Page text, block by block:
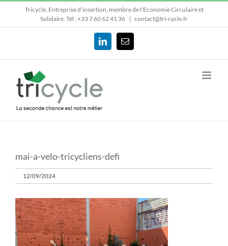
contenu
Tricycle, Entreprise d'insertion, membre de l'Economie Circulaire et
Solidaire. Tél : +33 7 60 62 41 36 | contact@tri-cycle.fr
LinkedInEmail
mai-a-velo-tricycliens-defi
12/09/2024